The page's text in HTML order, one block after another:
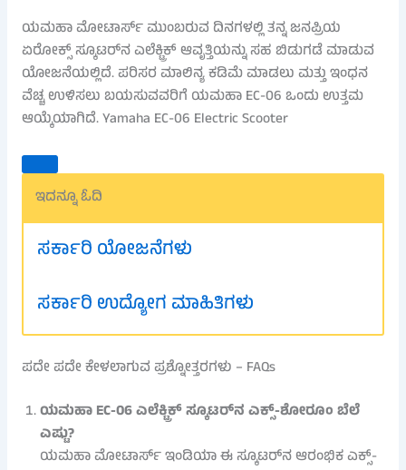
ಯಮಹಾ ಮೋಟಾರ್ಸ್ ಮುಂಬರುವ ದಿನಗಳಲ್ಲಿ ತನ್ನ ಜನಪ್ರಿಯ
ಏರೋಕ್ಸ್ ಸ್ಕೂಟರ್‌ನ ಎಲೆಕ್ಟ್ರಿಕ್ ಆವೃತ್ತಿಯನ್ನು ಸಹ ಬಿಡುಗಡೆ ಮಾಡುವ
ಯೋಜನೆಯಲ್ಲಿದೆ. ಪರಿಸರ ಮಾಲಿನ್ಯ ಕಡಿಮೆ ಮಾಡಲು ಮತ್ತು ಇಂಧನ
ವೆಚ್ಚ ಉಳಿಸಲು ಬಯಸುವವರಿಗೆ ಯಮಹಾ EC-06 ಒಂದು ಉತ್ತಮ
ಆಯ್ಕೆಯಾಗಿದೆ. Yamaha EC-06 Electric Scooter
ಇದನ್ನೂ ಓದಿ
ಸರ್ಕಾರಿ ಯೋಜನೆಗಳು
ಸರ್ಕಾರಿ ಉದ್ಯೋಗ ಮಾಹಿತಿಗಳು
ಪದೇ ಪದೇ ಕೇಳಲಾಗುವ ಪ್ರಶ್ನೋತ್ತರಗಳು – FAQs
ಯಮಹಾ EC-06 ಎಲೆಕ್ಟ್ರಿಕ್ ಸ್ಕೂಟರ್‌ನ ಎಕ್ಸ್-ಶೋರೂಂ ಬೆಲೆ
ಎಷ್ಟು?
ಯಮಹಾ ಮೋಟಾರ್ಸ್ ಇಂಡಿಯಾ ಈ ಸ್ಕೂಟರ್‌ನ ಆರಂಭಿಕ ಎಕ್ಸ್-